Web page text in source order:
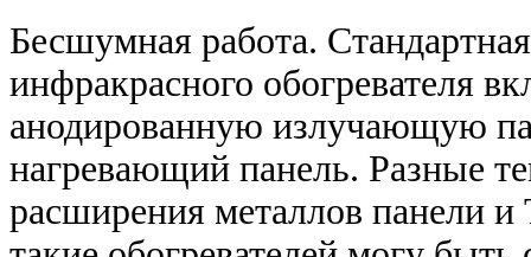
Бесшумная работа.
инфракрасного обогревателя
анодированную излучающую
нагревающий панель. Разные
расширения металлов панели